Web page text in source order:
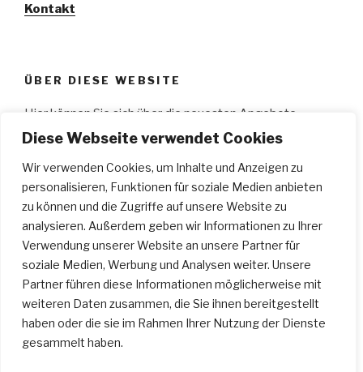
Diese Webseite verwendet Cookies
Wir verwenden Cookies, um Inhalte und Anzeigen zu
personalisieren, Funktionen für soziale Medien anbieten
zu können und die Zugriffe auf unsere Website zu
analysieren. Außerdem geben wir Informationen zu Ihrer
Verwendung unserer Website an unsere Partner für
soziale Medien, Werbung und Analysen weiter. Unsere
Partner führen diese Informationen möglicherweise mit
weiteren Daten zusammen, die Sie ihnen bereitgestellt
haben oder die sie im Rahmen Ihrer Nutzung der Dienste
gesammelt haben.
Kontakt
ÜBER DIESE WEBSITE
Hier können Sie sich über die neuesten Angebote
informieren, wie z.B.: aktuelle Workshops, Ge­sangs­
unterricht, Klavier­unterricht; Bilder von Auftritten der
Schüler des „A Cappellas“ an­schauen und vieles mehr.
Wir wünschen Ihnen viel Spaß…
SUCHEN
Suche